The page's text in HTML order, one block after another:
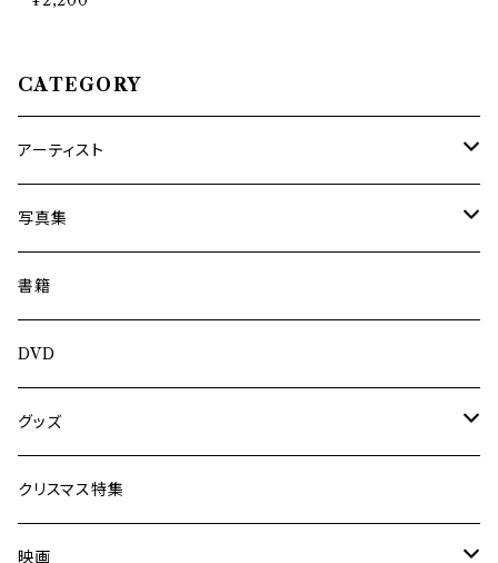
CATEGORY
アーティスト
内海利勝
南博
ASA-CHANG
Jun Kawabata
Mooney
ミャンマー伝統音楽
写真集
Jun Kawabata
旅の記憶
書籍
DVD
グッズ
Tシャツ
クリスマス特集
映画